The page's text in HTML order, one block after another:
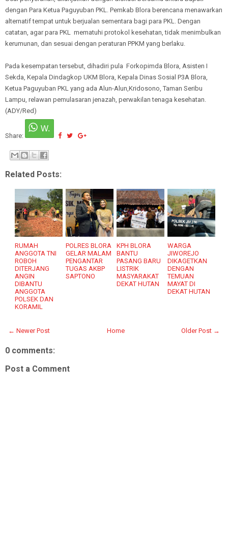
dengan Para Ketua Paguyuban PKL. Pemkab Blora berencana menawarkan
alternatif tempat untuk berjualan sementara bagi para PKL. Dengan
catatan, agar para PKL mematuhi protokol kesehatan, tidak menimbulkan
kerumunan, dan sesuai dengan peraturan PPKM yang berlaku.
Pada kesempatan tersebut, dihadiri pula Forkopimda Blora, Asisten I
Sekda, Kepala Dindagkop UKM Blora, Kepala Dinas Sosial P3A Blora,
Ketua Paguyuban PKL yang ada Alun-Alun,Kridosono, Taman Seribu
Lampu, relawan pemulasaran jenazah, perwakilan tenaga kesehatan.
(ADY/Red)
Share:
Related Posts:
RUMAH
ANGGOTA TNI
ROBOH
DITERJANG
ANGIN
DIBANTU
ANGGOTA
POLSEK DAN
KORAMIL
POLRES BLORA
GELAR MALAM
PENGANTAR
TUGAS AKBP
SAPTONO
KPH BLORA
BANTU
PASANG BARU
LISTRIK
MASYARAKAT
DEKAT HUTAN
WARGA
JIWOREJO
DIKAGETKAN
DENGAN
TEMUAN
MAYAT DI
DEKAT HUTAN
← Newer Post Older Post →
Home
0 comments:
Post a Comment